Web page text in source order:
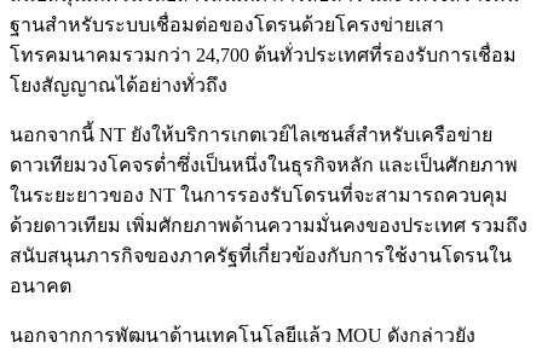
ฐานสำหรับระบบเชื่อมต่อของโดรนด้วยโครงข่ายเสา
โทรคมนาคมรวมกว่า 24,700 ต้นทั่วประเทศที่รองรับการเชื่อม
โยงสัญญาณได้อย่างทั่วถึง
นอกจากนี้ NT ยังให้บริการเกตเวย์ไลเซนส์สำหรับเครือข่าย
ดาวเทียมวงโคจรต่ำซึ่งเป็นหนึ่งในธุรกิจหลัก และเป็นศักยภาพ
ในระยะยาวของ NT ในการรองรับโดรนที่จะสามารถควบคุม
ด้วยดาวเทียม เพิ่มศักยภาพด้านความมั่นคงของประเทศ รวมถึง
สนับสนุนภารกิจของภาครัฐที่เกี่ยวข้องกับการใช้งานโดรนใน
อนาคต
นอกจากการพัฒนาด้านเทคโนโลยีแล้ว MOU ดังกล่าวยัง